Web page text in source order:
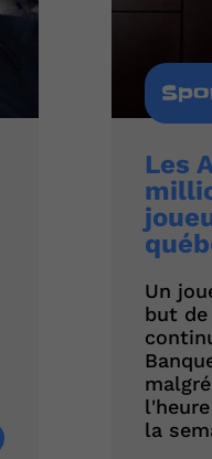
Les
Un
but
la